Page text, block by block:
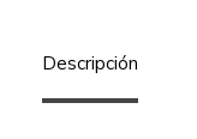
Descripción